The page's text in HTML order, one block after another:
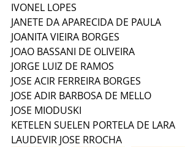
IVONEL LOPES
JANETE DA APARECIDA DE PAULA
JOANITA VIEIRA BORGES
JOAO BASSANI DE OLIVEIRA
JORGE LUIZ DE RAMOS
JOSE ACIR FERREIRA BORGES
JOSE ADIR BARBOSA DE MELLO
JOSE MIODUSKI
KETELEN SUELEN PORTELA DE LARA
LAUDEVIR JOSE RROCHA